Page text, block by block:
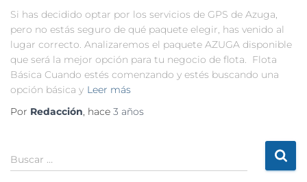
Si has decidido optar por los servicios de GPS de Azuga,
pero no estás seguro de qué paquete elegir, has venido al
lugar correcto. Analizaremos el paquete AZUGA disponible
que será la mejor opción para tu negocio de flota. Flota
Básica Cuando estés comenzando y estés buscando una
opción básica y Leer más
Por Redacción, hace 3 años
Buscar …